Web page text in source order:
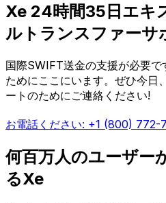
Xe 24時間35日エキ
ルトランスファーサ
国際SWIFT送金の支援が必要で
ためにここにいます。ぜひ今日
ートのためにご連絡ください!
お電話ください: +1 (800) 772-
何百万人のユーザー
るXe